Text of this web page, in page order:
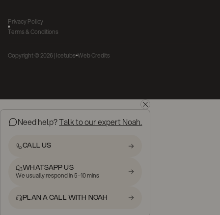
Copyright ©2026 | Icetubs Web Credits
Privacy Policy
Terms & Conditions
Need help?Talk to our expert Noah.
CALL US
WHATSAPP US
We usually respond in 5–10 mins
PLAN A CALL WITH NOAH